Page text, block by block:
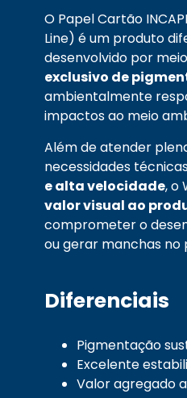
O Papel Cartão
Line) é um produto
desenvolvido por
exclusivo de
ambientalmente
impactos ao meio
Além de atender
necessidades
e alta velocidade, o
valor visual ao
comprometer o
ou gerar manchas no
Diferenciais
Pigmentação
Excelente
Valor agregado